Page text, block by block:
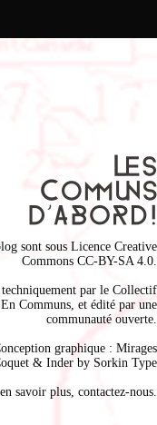
sont sous Licence Creative
Commons CC-BY-SA 4.0
par le Collectif
Communs , et édité par une
communauté ouverte.
graphique : Mirages
t & Inder by Sorkin Type
savoir plus, contactez-nous